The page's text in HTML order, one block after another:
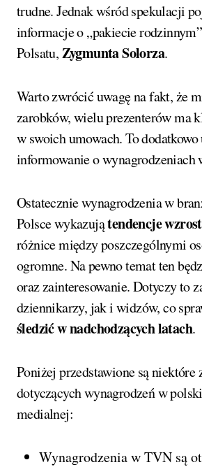
trudne. Jednak wśród spekulacji
informacje o „pakiecie
Polsatu,Zygmunta Solorza.
Warto zwrócić uwagę na fakt, że
zarobków, wielu prezenterów ma
w swoich umowach. To
informowanie o wynagrodzeniach
Ostatecznie wynagrodzenia w
Polsce wykazujątendencje
różnice między poszczególnymi
ogromne. Na pewno temat ten
oraz zainteresowanie. Dotyczy to
dziennikarzy, jak i widzów, co
śledzić w nadchodzących latach.
Poniżej przedstawione są niektóre
dotyczących wynagrodzeń w
medialnej:
Wynagrodzenia w TVN są